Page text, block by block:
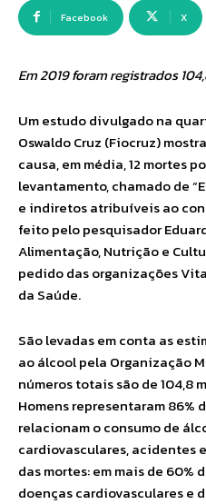
Facebook X
Em 2019 foram registrados
Um estudo divulgado na
Oswaldo Cruz (Fiocruz)
causa, em média, 12 mortes
levantamento, chamado de
e indiretos atribuíveis ao
feito pelo pesquisador
Alimentação, Nutrição e
pedido das organizações
da Saúde.
São levadas em conta as
ao álcool pela Organização
números totais são de 104,8
Homens representaram 86%
relacionam o consumo de
cardiovasculares, acidentes
das mortes: em mais de 60%
doenças cardiovasculares e